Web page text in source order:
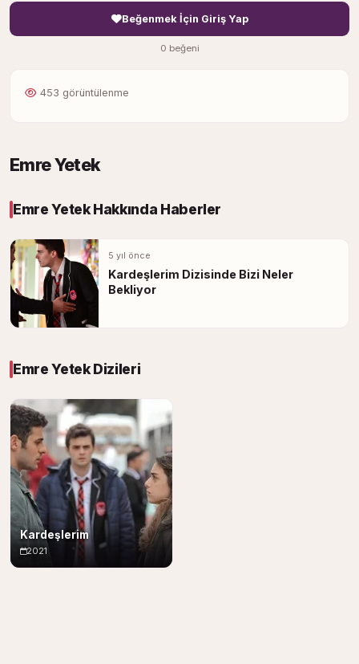
Beğenmek İçin Giriş Yap
0 beğeni
453 görüntülenme
Emre Yetek
Emre Yetek Hakkında Haberler
5 yıl önce
Kardeşlerim Dizisinde Bizi Neler
Bekliyor
Emre Yetek Dizileri
Kardeşlerim
2021